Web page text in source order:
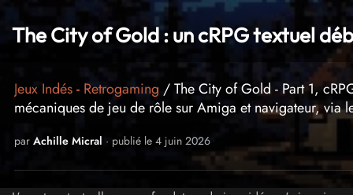
The City of Gold : un cRPG textuel
Jeux Indés- Retrogaming / The City of Gold - Part 1,
mécaniques de jeu de rôle sur Amiga et navigateur, via
par Achille Micral · publié le 4 juin 2026